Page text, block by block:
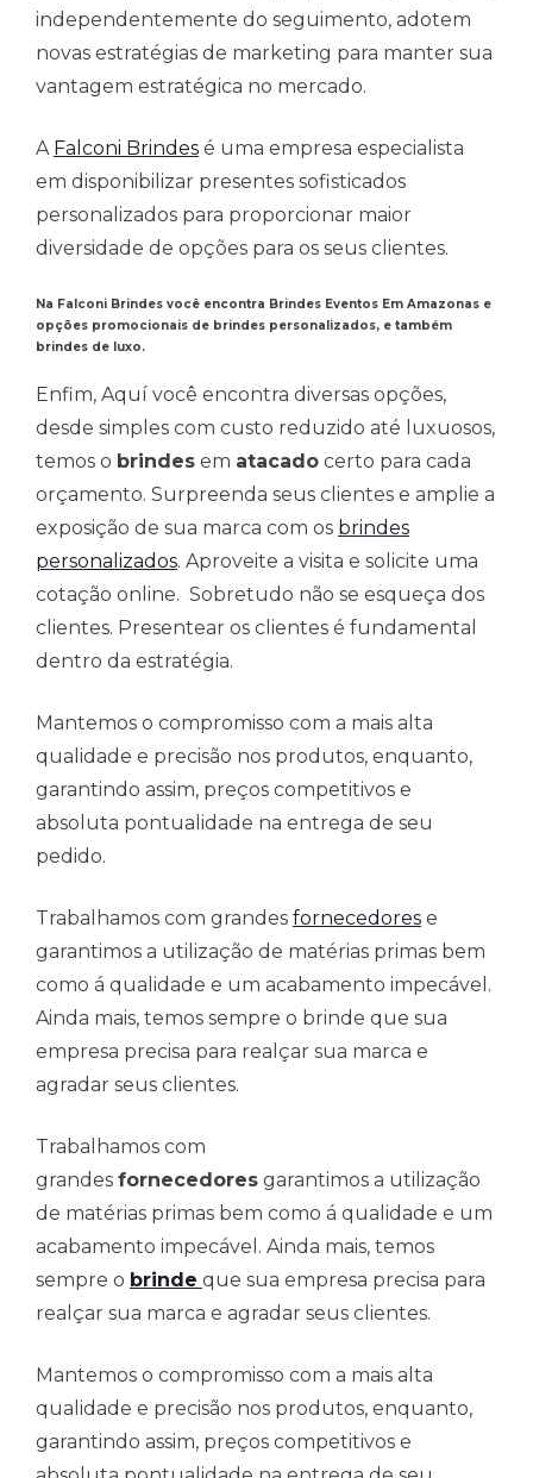
independentemente do seguimento, adotem
novas estratégias de marketing para manter sua
vantagem estratégica no mercado.
A Falconi Brindes é uma empresa especialista
em disponibilizar presentes sofisticados
personalizados para proporcionar maior
diversidade de opções para os seus clientes.
Na Falconi Brindes você encontra Brindes Eventos Em Amazonas e
opções promocionais de brindes personalizados, e também
brindes de luxo.
Enfim, Aquí você encontra diversas opções,
desde simples com custo reduzido até luxuosos,
temos o brindes em atacado certo para cada
orçamento. Surpreenda seus clientes e amplie a
exposição de sua marca com os brindes
personalizados. Aproveite a visita e solicite uma
cotação online. Sobretudo não se esqueça dos
clientes. Presentear os clientes é fundamental
dentro da estratégia.
Mantemos o compromisso com a mais alta
qualidade e precisão nos produtos, enquanto,
garantindo assim, preços competitivos e
absoluta pontualidade na entrega de seu
pedido.
Trabalhamos com grandes fornecedores e
garantimos a utilização de matérias primas bem
como á qualidade e um acabamento impecável.
Ainda mais, temos sempre o brinde que sua
empresa precisa para realçar sua marca e
agradar seus clientes.
Trabalhamos com
grandes fornecedores garantimos a utilização
de matérias primas bem como á qualidade e um
acabamento impecável. Ainda mais, temos
sempre o brinde que sua empresa precisa para
realçar sua marca e agradar seus clientes.
Mantemos o compromisso com a mais alta
qualidade e precisão nos produtos, enquanto,
garantindo assim, preços competitivos e